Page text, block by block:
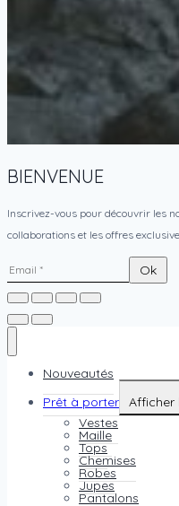
BIENVENUE
Inscrivez-vous pour découvrir les
collaborations et les offres
Nouveautés
Prêt à porter
Afficher
Vestes
Maille
Tops
Chemises
Robes
Jupes
Pantalons